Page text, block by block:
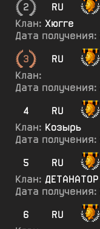
2
RU
Клан: Хюгге
Дата получения:
3
RU
Клан:
Дата получения:
4
RU
Клан: Козырь
Дата получения:
5
RU
Клан: ДЕТАНАТОР
Дата получения:
6
RU